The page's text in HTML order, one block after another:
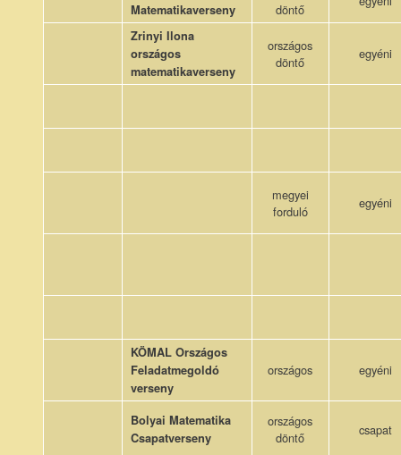
Matematikaverseny
döntő
Zrinyi Ilona
országos
matematikaverseny
országos
döntő
egyéni
megyei
forduló
egyéni
KÖMAL Országos
Feladatmegoldó
verseny
országos egyéni
Bolyai Matematika
Csapatverseny
országos
döntő
csapat